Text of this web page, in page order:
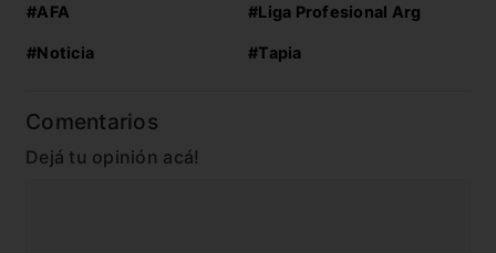
#AFA #Liga Profesional Arg
#Noticia #Tapia
Comentarios
Dejá tu opinión acá!